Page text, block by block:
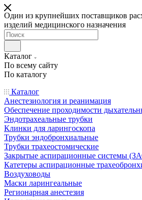
Один из крупнейших поставщиков
изделий медицинского назначения
Каталог
По всему сайту
По каталогу
Каталог
Анестезиология и реанимация
Обеспечение проходимости
Эндотрахеальные трубки
Клинки для ларингоскопа
Трубки эндобронхиальные
Трубки трахеостомические
Закрытые аспирационные системы
Катетеры аспирационные
Воздуховоды
Маски ларингеальные
Регионарная анестезия